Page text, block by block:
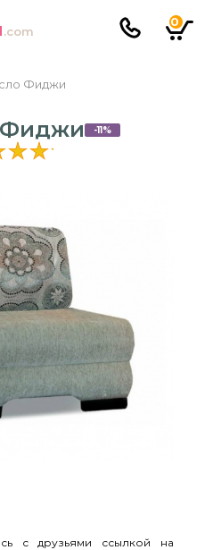
.com
0
Фиджи
Фиджи -11%
с друзьями ссылкой на